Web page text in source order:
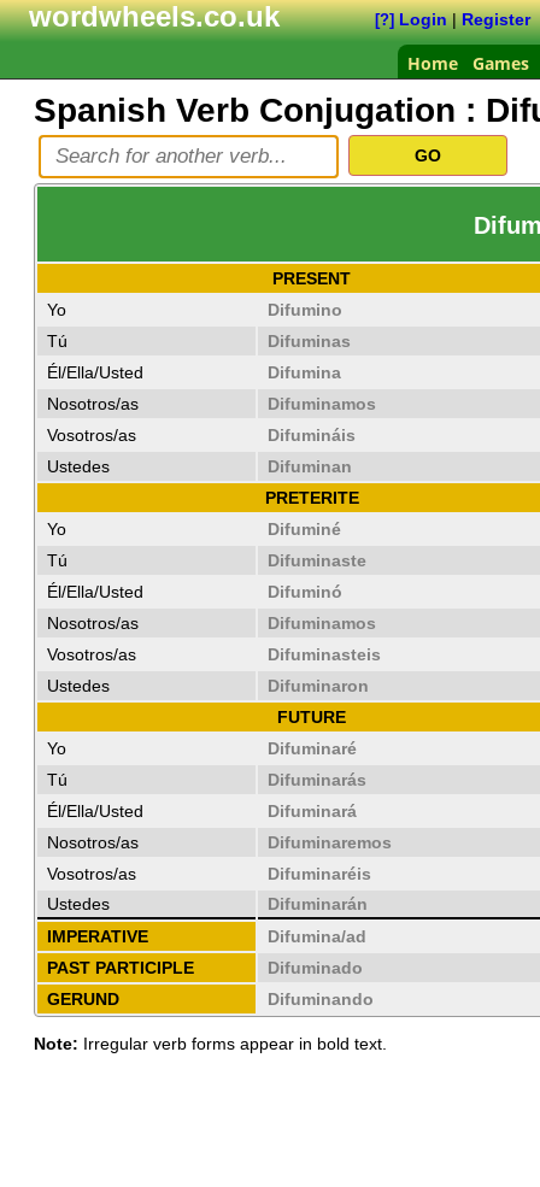
wordwheels.co.uk [?] Login|Register
Home Games
Spanish Verb Conjugation :
PRESENT
Yo
Difumino
Tú
Difuminas
Él/Ella/Usted
Difumina
Nosotros/as
Difuminamos
Vosotros/as
Difumináis
Ustedes
Difuminan
PRETERITE
Yo
Difuminé
Tú
Difuminaste
Él/Ella/Usted
Difuminó
Nosotros/as
Difuminamos
Vosotros/as
Difuminasteis
Ustedes
Difuminaron
FUTURE
Yo
Difuminaré
Tú
Difuminarás
Él/Ella/Usted
Difuminará
Nosotros/as
Difuminaremos
Vosotros/as
Difuminaréis
Ustedes
Difuminarán
IMPERATIVE
Difumina/ad
PAST PARTICIPLE
Difuminado
GERUND
Difuminando
Note: Irregular verb forms appear in bold text.